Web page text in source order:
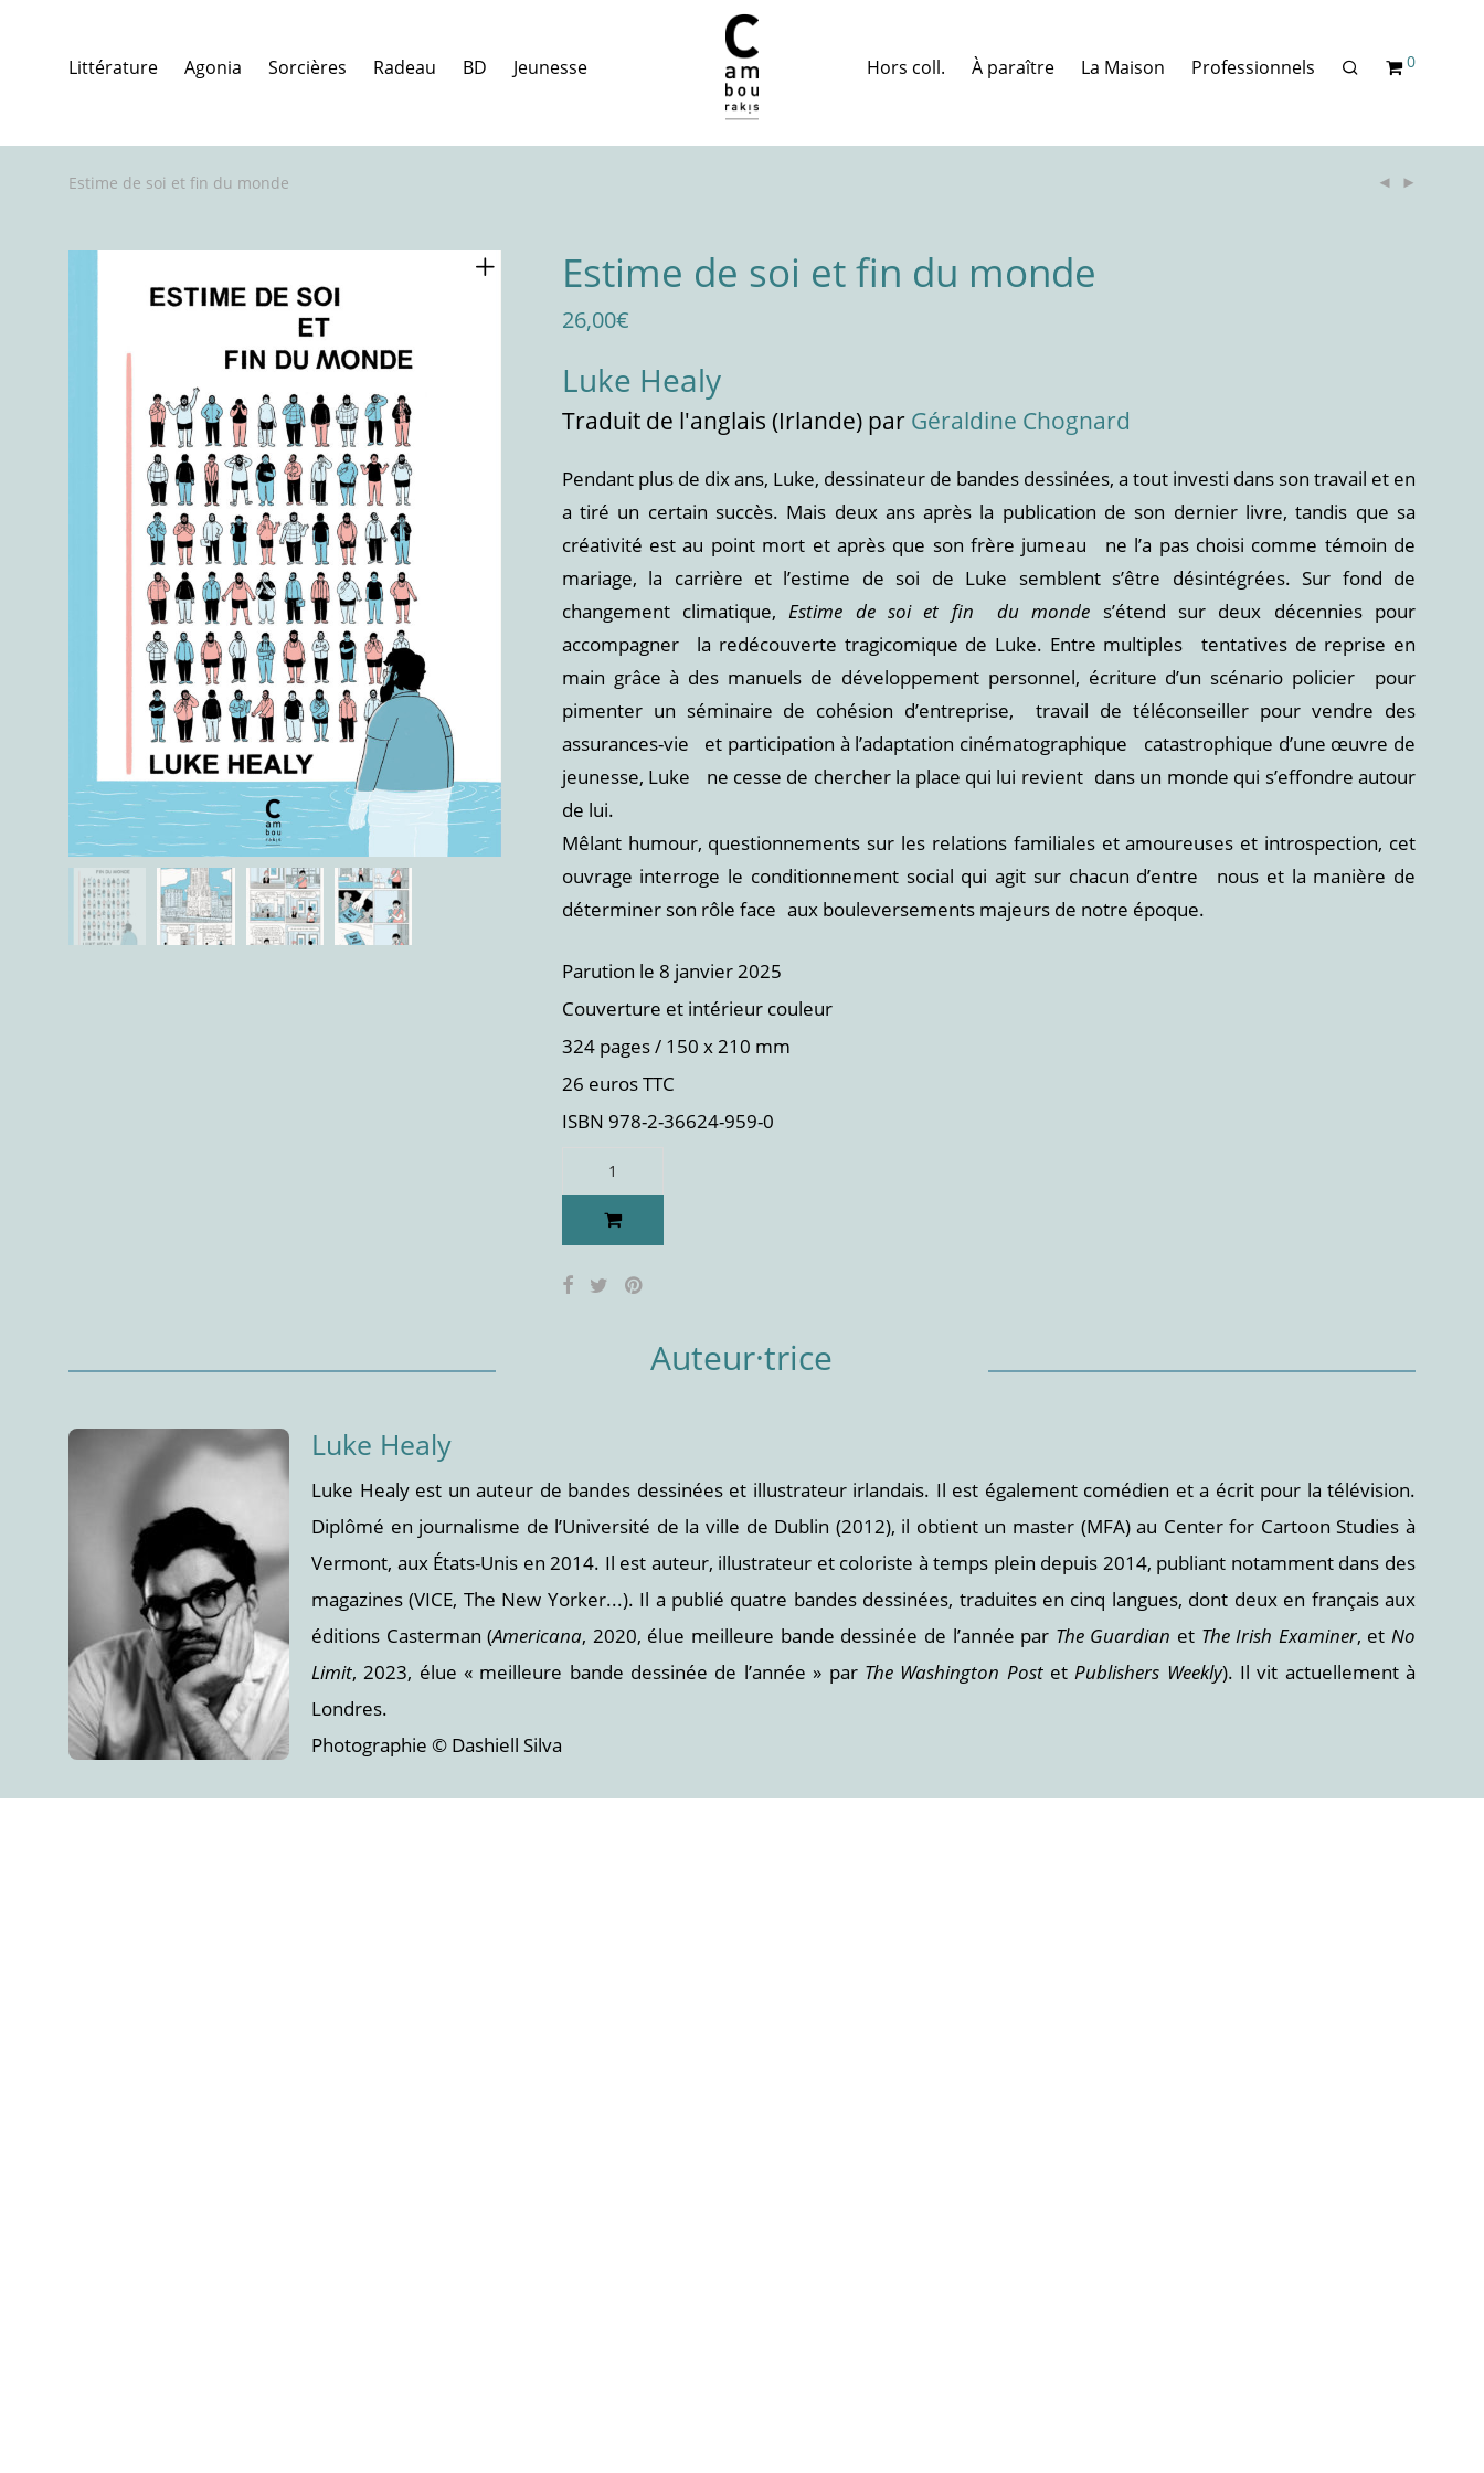
Littérature Agonia Sorcières Radeau BD Jeunesse Hors coll. À paraître La Maison Professionnels 0
Estime de soi et fin du monde
Estime de soi et fin du monde
26,00€
Luke Healy
Traduit de l'anglais (Irlande) par Géraldine Chognard
Pendant plus de dix ans, Luke, dessinateur de bandes dessinées, a tout investi dans son travail et en
a tiré un certain succès. Mais deux ans après la publication de son dernier livre, tandis que sa
créativité est au point mort et après que son frère jumeau ne l’a pas choisi comme témoin de
mariage, la carrière et l’estime de soi de Luke semblent s’être désintégrées. Sur fond de
changement climatique,Estime de soi et fin du monde s’étend sur deux décennies pour
accompagner la redécouverte tragicomique de Luke. Entre multiples tentatives de reprise en
main grâce à des manuels de développement personnel, écriture d’un scénario policier pour
pimenter un séminaire de cohésion d’entreprise, travail de téléconseiller pour vendre des
assurances-vie et participation à l’adaptation cinématographique catastrophique d’une œuvre de
jeunesse, Luke ne cesse de chercher la place qui lui revient dans un monde qui s’effondre autour
de lui.
Mêlant humour, questionnements sur les relations familiales et amoureuses et introspection, cet
ouvrage interroge le conditionnement social qui agit sur chacun d’entre nous et la manière de
déterminer son rôle face aux bouleversements majeurs de notre époque.
Parution le 8 janvier 2025
Couverture et intérieur couleur
324 pages / 150 x 210 mm
26 euros TTC
ISBN 978-2-36624-959-0
Auteur·trice
Luke Healy
Luke Healy est un auteur de bandes dessinées et illustrateur irlandais. Il est également comédien et a écrit pour la télévision.
Diplômé en journalisme de l’Université de la ville de Dublin (2012), il obtient un master (MFA) au Center for Cartoon Studies à
Vermont, aux États-Unis en 2014. Il est auteur, illustrateur et coloriste à temps plein depuis 2014, publiant notamment dans des
magazines (VICE, The New Yorker...). Il a publié quatre bandes dessinées, traduites en cinq langues, dont deux en français aux
éditions Casterman (Americana, 2020, élue meilleure bande dessinée de l’année par The Guardian et The Irish Examiner, et No
Limit, 2023, élue « meilleure bande dessinée de l’année » par The Washington PostetPublishers Weekly). Il vit actuellement à
Londres.
Photographie © Dashiell Silva